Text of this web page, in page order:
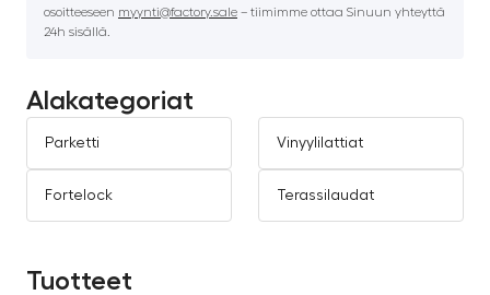
osoitteeseen myynti@factory.sale – tiimimme ottaa Sinuun yhteyttä
24h sisällä.
Alakategoriat
Parketti Vinyylilattiat
Fortelock Terassilaudat
Tuotteet